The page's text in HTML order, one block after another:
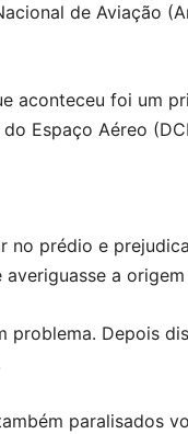
de Aviação
aconteceu foi um
Espaço Aéreo
no prédio e
a origem
problema. Depois
paralisados